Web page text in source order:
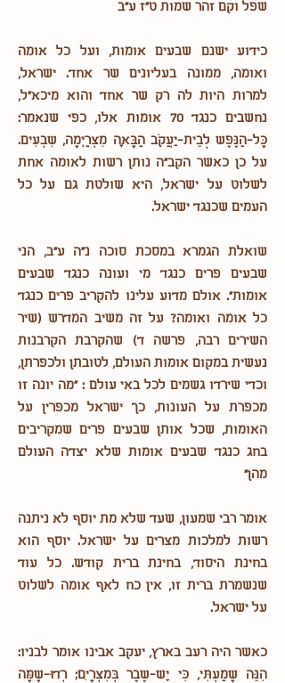
שפל וקם זהר שמות ט"ז ע"ב
כידוע ישנם שבעים אומות, ועל כל אומה
ואומה, ממונה בעליונים שר אחד. ישראל,
למרות היות לה רק שר אחד והוא מיכא"ל,
נחשבים כנגד 70 אומות אלו, כפי שנאמר:
כָּל-הַנֶּפֶשׁ לְבֵית-יַעֲקֹב הַבָּאָה מִצְרַיְמָה, שִׁבְעִים.
על כן כאשר הקב"ה נותן רשות לאומה אחת
לשלוט על ישראל, היא שולטת גם על כל
העמים שכנגד ישראל.
שואלת הגמרא במסכת סוכה נ"ה ע"ב, הני
שבעים פרים כנגד מי ועונה כנגד שבעים
אומות". אולם מדוע עלינו להקריב פרים כנגד
כל אומה ואומה? על זה משיב המדרש (שיר
השירים רבה, פרשה ד) שהקרבת הקרבנות
נעשית במקום אומות העולם, לטובתן ולכפרתן,
וכדי שירדו גשמים לכל באי עולם : "מה יונה זו
מכפרת על העונות, כך ישראל מכפרין על
האומות, שכל אותן שבעים פרים שמקריבים
בחג כנגד שבעים אומות שלא יצדה העולם
מהן"
אומר רבי שמעון, שעד שלא מת יוסף לא ניתנה
רשות למלכות מצרים על ישראל. יוסף הוא
בחינת היסוד, בחינת ברית קודש. כל עוד
שנשמרת ברית זו, אין כח לאף אומה לשלוט
על ישראל.
כאשר היה רעב בארץ, יעקב אבינו אומר לבניו:
הִנֵּה שָׁמַעְתִּי, כִּי יֶשׁ-שֶׁבֶר בְּמִצְרָיִם; רְדוּ-שָׁמָּה